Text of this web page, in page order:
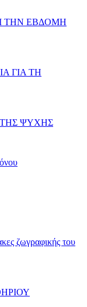
ΤΗΝ ΕΒΔΟΜΗ
ΓΙΑ ΤΗ
ΨΥΧΗΣ
ζωγραφικής του